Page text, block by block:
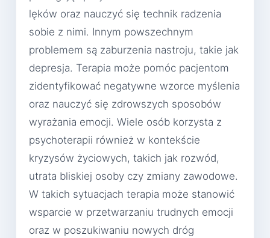
lęków oraz nauczyć się technik radzenia
sobie z nimi. Innym powszechnym
problemem są zaburzenia nastroju, takie jak
depresja. Terapia może pomóc pacjentom
zidentyfikować negatywne wzorce myślenia
oraz nauczyć się zdrowszych sposobów
wyrażania emocji. Wiele osób korzysta z
psychoterapii również w kontekście
kryzysów życiowych, takich jak rozwód,
utrata bliskiej osoby czy zmiany zawodowe.
W takich sytuacjach terapia może stanowić
wsparcie w przetwarzaniu trudnych emocji
oraz w poszukiwaniu nowych dróg